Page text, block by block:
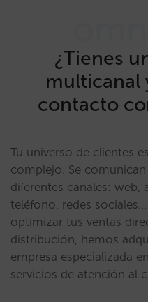
¿Tienes
multicanal
contacto
Tu universo de clientes
complejo. Se
diferentes canales: web,
teléfono, redes
optimizar tus ventas
distribución, hemos
empresa especializada
servicios de atención al